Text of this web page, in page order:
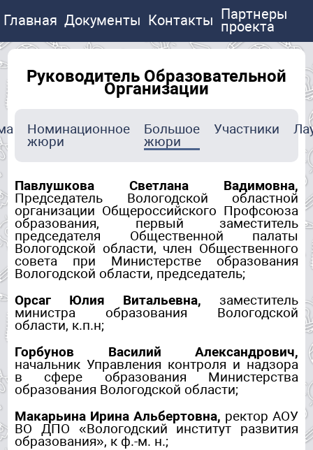
Главная Документы Контакты Партнеры
проекта
Руководитель Образовательной
Организации
Номинационное
жюри
Большое
жюри
Участники
Павлушкова Светлана Вадимовна,
Председатель Вологодской областной
организации Общероссийского Профсоюза
образования, первый заместитель
председателя Общественной палаты
Вологодской области, член Общественного
совета при Министерстве образования
Вологодской области, председатель;
Орсаг Юлия Витальевна, заместитель
министра образования Вологодской
области, к.п.н;
Горбунов Василий Александрович,
начальник Управления контроля и надзора
в сфере образования Министерства
образования Вологодской области;
Макарьина Ирина Альбертовна, ректор АОУ
ВО ДПО «Вологодский институт развития
образования», к ф.-м. н.;